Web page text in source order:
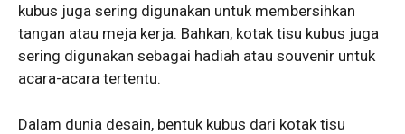
kubus juga sering digunakan untuk membersihkan
tangan atau meja kerja. Bahkan, kotak tisu kubus juga
sering digunakan sebagai hadiah atau souvenir untuk
acara-acara tertentu.
Dalam dunia desain, bentuk kubus dari kotak tisu